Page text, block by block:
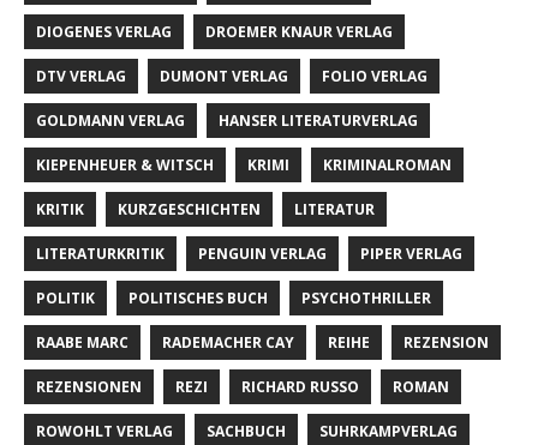
DIOGENES VERLAG DROEMER KNAUR VERLAG
DTV VERLAG DUMONT VERLAG FOLIO VERLAG
GOLDMANN VERLAG HANSER LITERATURVERLAG
KIEPENHEUER & WITSCH KRIMI KRIMINALROMAN
KRITIK KURZGESCHICHTEN LITERATUR
LITERATURKRITIK PENGUIN VERLAG PIPER VERLAG
POLITIK POLITISCHES BUCH PSYCHOTHRILLER
RAABE MARC RADEMACHER CAY REIHE REZENSION
REZENSIONEN REZI RICHARD RUSSO ROMAN
ROWOHLT VERLAG SACHBUCH SUHRKAMPVERLAG